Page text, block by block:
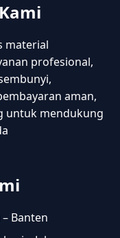
material
profesional,
aman,
untuk mendukung
Banten